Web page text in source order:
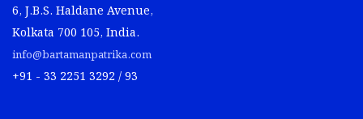
6, J.B.S. Haldane Avenue,
Kolkata 700 105, India.
info@bartamanpatrika.com
+91 - 33 2251 3292 / 93